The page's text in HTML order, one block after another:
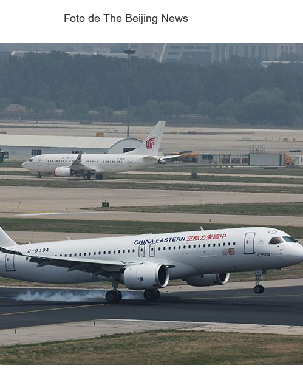
Foto de The Beijing News